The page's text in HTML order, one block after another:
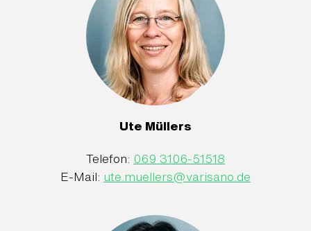
Ute Müllers
Telefon: 069 3106-51518
E-Mail: ute.muellers@varisano.de